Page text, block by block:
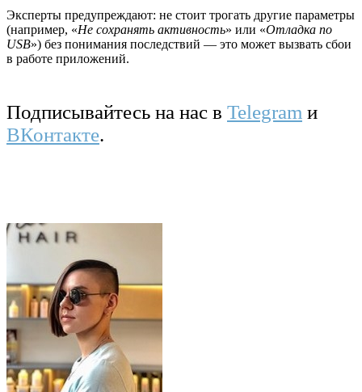
Эксперты предупреждают: не стоит трогать другие параметры
(например, «Не сохранять активность» или «Отладка по
USB») без понимания последствий — это может вызвать сбои
в работе приложений.
Подписывайтесь на нас в Telegram и
ВКонтакте.